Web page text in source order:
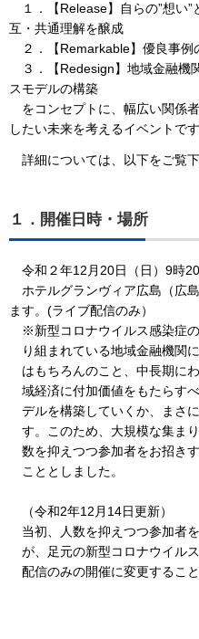
１．【Release】自らの”想い”
互・共通理解を醸成
２．【Remarkable】優良事例
３．【Redesign】地域金融機
スモデルの構築
をコンセプトに、幅広い関係
したい未来を考えるイベントです
詳細については、以下をご覧下
１．開催日時・場所
令和２年12月20日（日）9時
ホテルグランヴィア広島（広
ます。(ライブ配信のみ）
※新型コロナウイルス感染症
り組まれている地域金融機関
はもちろんのこと、中長期に
域経済に付加価値をもたらす
デルを構築していくか、まさ
す。このため、大規模な集ま
数を抑えつつ参加者をお招き
こととしました。
（令和2年12月14日更新）
当初、人数を抑えつつ参加者
が、足元の新型コロナウイル
配信のみの開催に変更すること